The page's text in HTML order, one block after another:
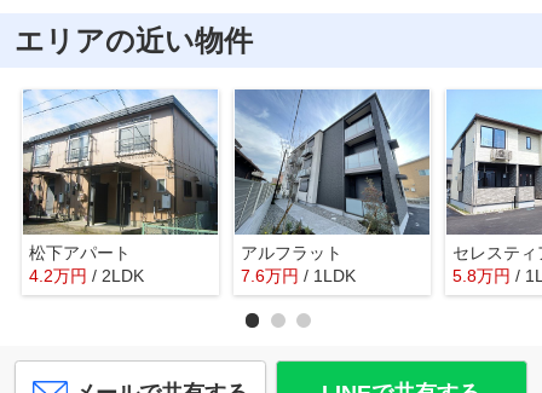
エリアの近い物件
松下アパート
4.2万円 / 2LDK
アルフラット
7.6万円 / 1LDK
セレステ
5.8万円 /